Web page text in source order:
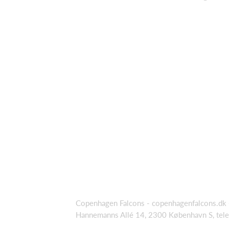
Copenhagen Falcons - copenhagenfalcons.dk
Hannemanns Allé 14, 2300 København S,